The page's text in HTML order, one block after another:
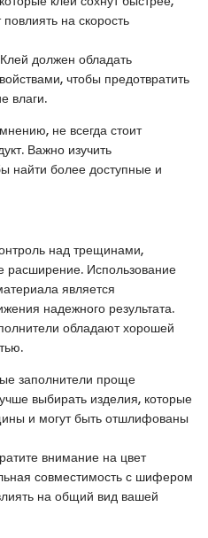
на скорость
должен обладать
чтобы предотвратить
влаги.
не всегда стоит
Важно изучить
найти более доступные и
над трещинами,
Использование
является
надежного результата.
обладают хорошей
заполнители проще
выбирать изделия, которые
и могут быть отшлифованы
внимание на цвет
совместимость с шифером
на общий вид вашей